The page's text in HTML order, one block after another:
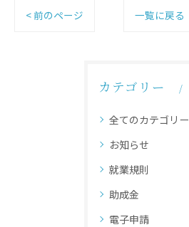
< 前のページ 一覧に戻る
カテゴリー
全てのカテゴリー
お知らせ
就業規則
助成金
電子申請